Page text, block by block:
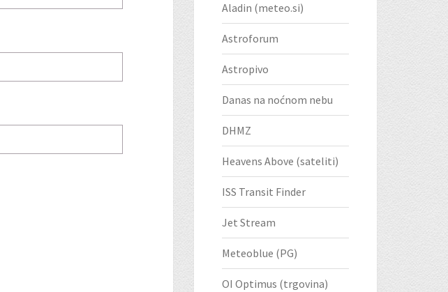
Aladin (meteo.si)
Astroforum
Astropivo
Danas na noćnom nebu
DHMZ
Heavens Above (sateliti)
ISS Transit Finder
Jet Stream
Meteoblue (PG)
OI Optimus (trgovina)